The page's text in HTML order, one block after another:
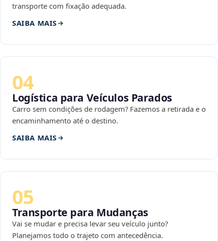
transporte com fixação adequada.
SAIBA MAIS
04
Logística para Veículos Parados
Carro sem condições de rodagem? Fazemos a retirada e o
encaminhamento até o destino.
SAIBA MAIS
05
Transporte para Mudanças
Vai se mudar e precisa levar seu veículo junto?
Planejamos todo o trajeto com antecedência.